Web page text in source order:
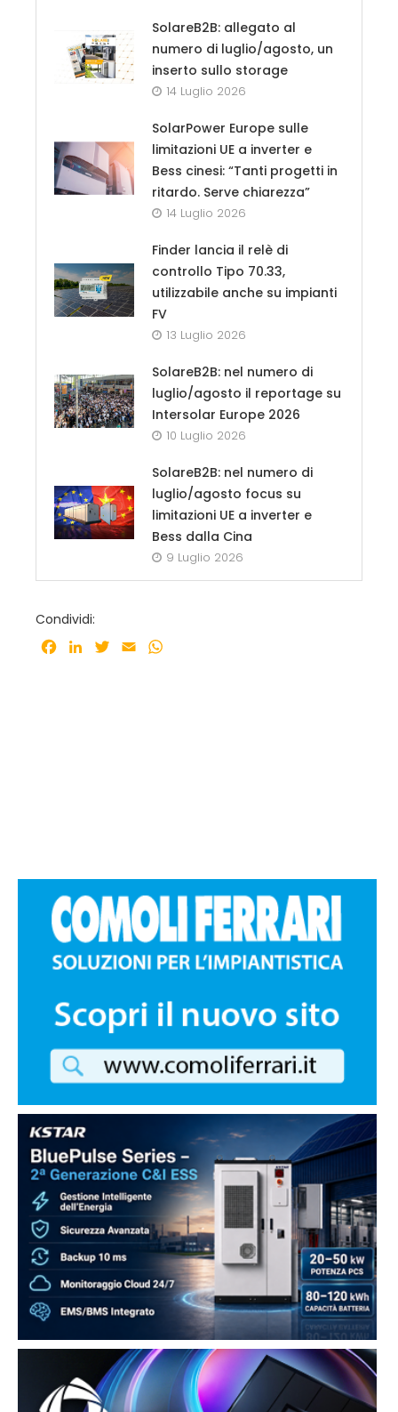
SolareB2B: allegato al
numero di luglio/agosto, un
inserto sullo storage
14 Luglio 2026
SolarPower Europe sulle
limitazioni UE a inverter e
Bess cinesi: “Tanti progetti in
ritardo. Serve chiarezza”
14 Luglio 2026
Finder lancia il relè di
controllo Tipo 70.33,
utilizzabile anche su impianti
FV
13 Luglio 2026
SolareB2B: nel numero di
luglio/agosto il reportage su
Intersolar Europe 2026
10 Luglio 2026
SolareB2B: nel numero di
luglio/agosto focus su
limitazioni UE a inverter e
Bess dalla Cina
9 Luglio 2026
Condividi:
Facebook
LinkedInTwitter
Email